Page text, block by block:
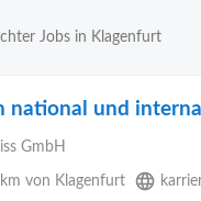
Jobs in Klagenfurt
national und
GmbH
von Klagenfurt language